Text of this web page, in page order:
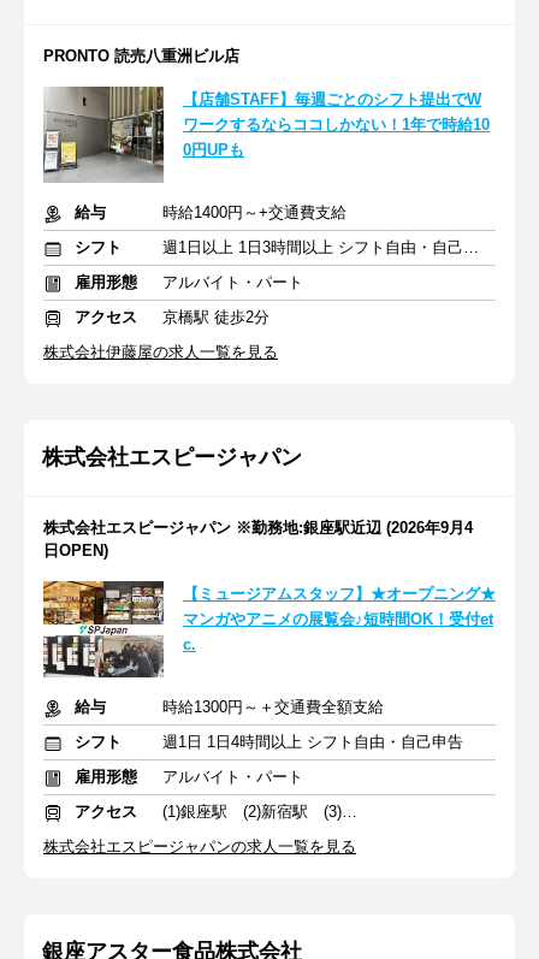
PRONTO 読売八重洲ビル店
【店舗STAFF】毎週ごとのシフト提出でW
ワークするならココしかない！1年で時給10
0円UPも
給与
時給1400円～+交通費支給
シフト
週1日以上 1日3時間以上 シフト自由・自己申告
雇用形態
アルバイト・パート
アクセス
京橋駅 徒歩2分
株式会社伊藤屋の求人一覧を見る
株式会社エスピージャパン
株式会社エスピージャパン ※勤務地:銀座駅近辺 (2026年9月4
日OPEN)
【ミュージアムスタッフ】★オープニング★
マンガやアニメの展覧会♪短時間OK！受付et
c.
給与
時給1300円～＋交通費全額支給
シフト
週1日 1日4時間以上 シフト自由・自己申告
雇用形態
アルバイト・パート
アクセス
(1)銀座駅 (2)新宿駅 (3)渋谷駅
株式会社エスピージャパンの求人一覧を見る
銀座アスター食品株式会社